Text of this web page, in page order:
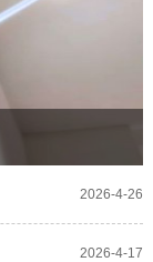
2026-4-26
2026-4-17